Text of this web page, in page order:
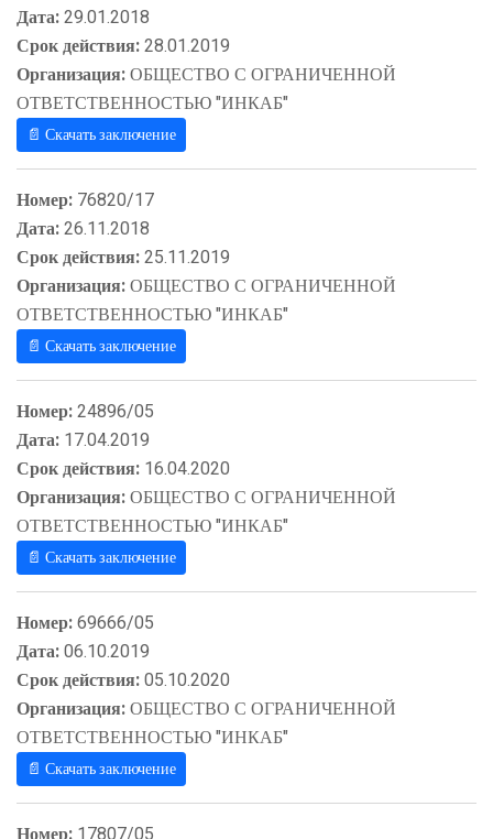
Дата:29.01.2018
Срок действия:28.01.2019
Организация:ОБЩЕСТВО С ОГРАНИЧЕННОЙ
ОТВЕТСТВЕННОСТЬЮ "ИНКАБ"
📄 Скачать заключение
Номер: 76820/17
Дата:26.11.2018
Срок действия:25.11.2019
Организация:ОБЩЕСТВО С ОГРАНИЧЕННОЙ
ОТВЕТСТВЕННОСТЬЮ "ИНКАБ"
📄 Скачать заключение
Номер:24896/05
Дата: 17.04.2019
Срок действия: 16.04.2020
Организация:ОБЩЕСТВО С ОГРАНИЧЕННОЙ
ОТВЕТСТВЕННОСТЬЮ "ИНКАБ"
📄 Скачать заключение
Номер:69666/05
Дата:06.10.2019
Срок действия:05.10.2020
Организация:ОБЩЕСТВО С ОГРАНИЧЕННОЙ
ОТВЕТСТВЕННОСТЬЮ "ИНКАБ"
📄 Скачать заключение